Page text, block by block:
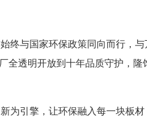
终与国家环保政策同向而行，
全透明开放到十年品质守护，隆
为引擎，让环保融入每一块板材